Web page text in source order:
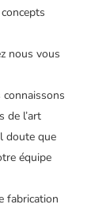
nous vous
de l’art
doute que
équipe
fabrication